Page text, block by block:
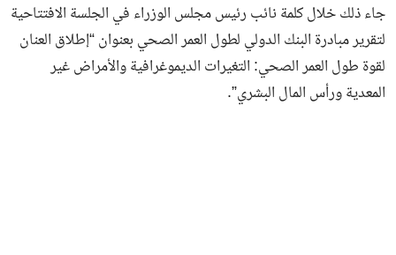
جاء ذلك خلال كلمة نائب رئيس مجلس الوزراء في الجلسة الافتتاحية
لتقرير مبادرة البنك الدولي لطول العمر الصحي بعنوان “إطلاق العنان
لقوة طول العمر الصحي: التغيرات الديموغرافية والأمراض غير
المعدية ورأس المال البشري”.